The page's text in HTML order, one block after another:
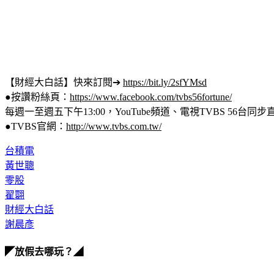
【財經大白話】快來訂閱➔ https://bit.ly/2sfYMsd
●按讚粉絲頁： https://www.facebook.com/tvbs56fortune/
每週一至週五下午13:00，YouTube頻道、電視TVBS 56台同步
●TVBS官網： http://www.tvbs.com.tw/
台積電
黃世聰
零股
翟翾
財經大白話
謝晨彥
◤放假去哪玩？◢